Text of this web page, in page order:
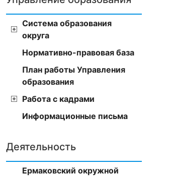
Система образования
округа
Нормативно-правовая база
План работы Управления
образования
Работа с кадрами
Информационные письма
Деятельность
Ермаковский окружной